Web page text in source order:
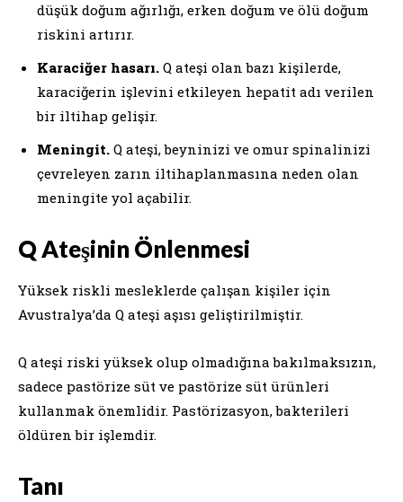
düşük doğum ağırlığı, erken doğum ve ölü doğum
riskini artırır.
Karaciğer hasarı. Q ateşi olan bazı kişilerde,
karaciğerin işlevini etkileyen hepatit adı verilen
bir iltihap gelişir.
Meningit. Q ateşi, beyninizi ve omur spinalinizi
çevreleyen zarın iltihaplanmasına neden olan
meningite yol açabilir.
Q Ateşinin Önlenmesi
Yüksek riskli mesleklerde çalışan kişiler için
Avustralya’da Q ateşi aşısı geliştirilmiştir.
Q ateşi riski yüksek olup olmadığına bakılmaksızın,
sadece pastörize süt ve pastörize süt ürünleri
kullanmak önemlidir. Pastörizasyon, bakterileri
öldüren bir işlemdir.
Tanı